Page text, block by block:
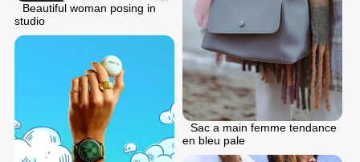
Beautiful woman posing in
studio
Sac a main femme tendance
en bleu pale